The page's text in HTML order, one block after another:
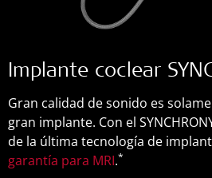
Implante coclear
Gran calidad de sonido es
gran implante. Con el
de la última tecnología de
garantía para MRI.*